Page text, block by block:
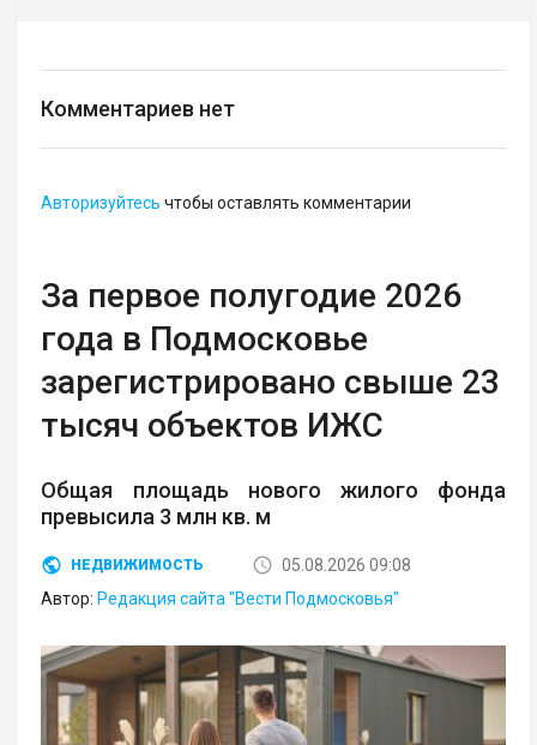
Комментариев нет
Авторизуйтесь чтобы оставлять комментарии
За первое полугодие 2026
года в Подмосковье
зарегистрировано свыше 23
тысяч объектов ИЖС
Общая площадь нового жилого фонда
превысила 3 млн кв. м
НЕДВИЖИМОСТЬ
05.08.2026 09:08
Автор: Редакция сайта "Вести Подмосковья"